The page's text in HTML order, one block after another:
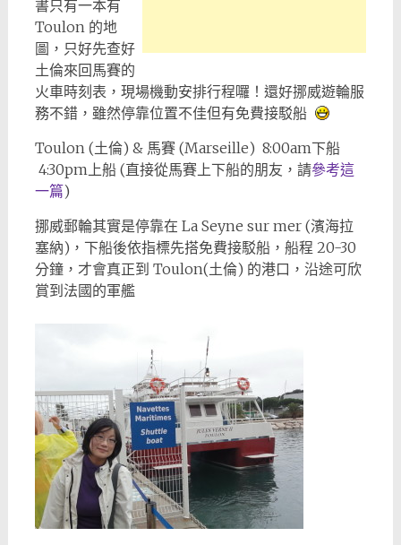
書只有一本有
Toulon 的地
圖，只好先查好
土倫來回馬賽的
火車時刻表，現場機動安排行程囉！還好挪威遊輪服
務不錯，雖然停靠位置不佳但有免費接駁船
Toulon (土倫) & 馬賽 (Marseille) 8:00am下船
4:30pm上船 (直接從馬賽上下船的朋友，請參考這
一篇)
挪威郵輪其實是停靠在 La Seyne sur mer (濱海拉
塞納)，下船後依指標先搭免費接駁船，船程 20-30
分鐘，才會真正到 Toulon(土倫) 的港口，沿途可欣
賞到法國的軍艦